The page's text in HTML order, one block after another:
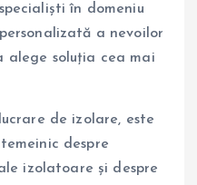
în domeniu
a nevoilor
alege soluția cea mai
de izolare, este
despre
izolatoare și despre